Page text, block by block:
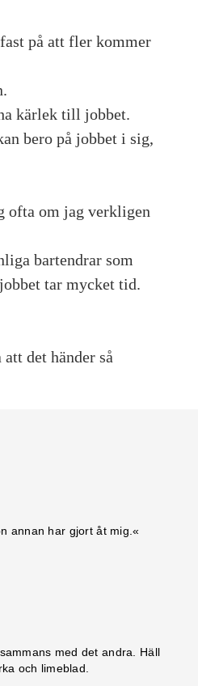
på att fler kommer
kärlek till jobbet.
bero på jobbet i sig,
ofta om jag verkligen
bartendrar som
tar mycket tid.
det händer så
annan har gjort åt mig.«
med det andra. Häll
och limeblad.